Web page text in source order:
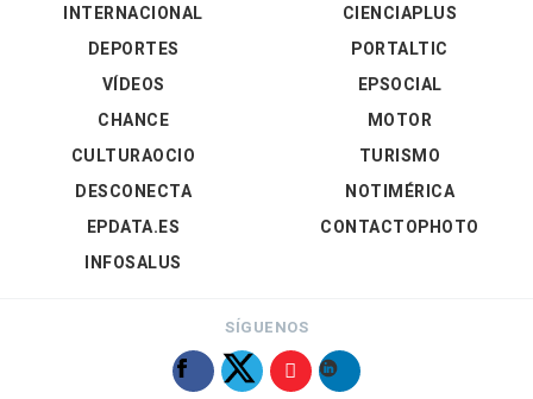
INTERNACIONAL
DEPORTES
VÍDEOS
CIENCIAPLUS
PORTALTIC
EPSOCIAL
CHANCE
CULTURAOCIO
DESCONECTA
EPDATA.ES
INFOSALUS
MOTOR
TURISMO
NOTIMÉRICA
CONTACTOPHOTO
SÍGUENOS